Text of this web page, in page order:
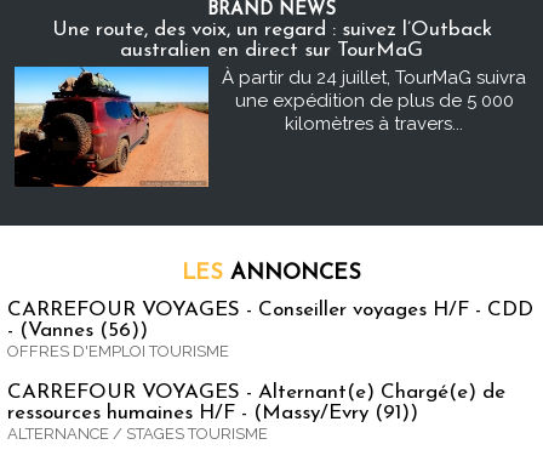
BRAND NEWS
Une route, des voix, un regard : suivez l’Outback
australien en direct sur TourMaG
À partir du 24 juillet, TourMaG suivra
une expédition de plus de 5 000
kilomètres à travers...
LES ANNONCES
CARREFOUR VOYAGES - Conseiller voyages H/F - CDD
- (Vannes (56))
OFFRES D'EMPLOI TOURISME
CARREFOUR VOYAGES - Alternant(e) Chargé(e) de
ressources humaines H/F - (Massy/Evry (91))
ALTERNANCE / STAGES TOURISME